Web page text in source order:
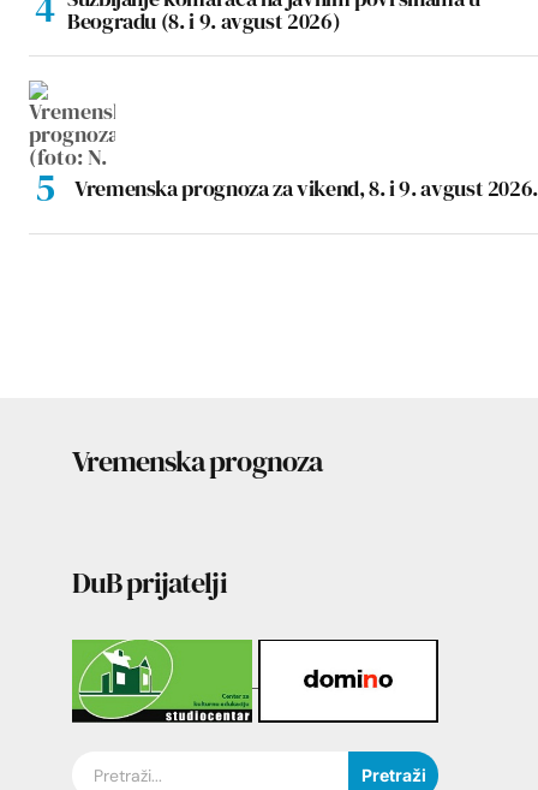
Beogradu (8. i 9. avgust 2026)
Vremenska prognoza za vikend, 8. i 9. avgust 2026.
Vremenska prognoza
DuB prijatelji
Pretraži